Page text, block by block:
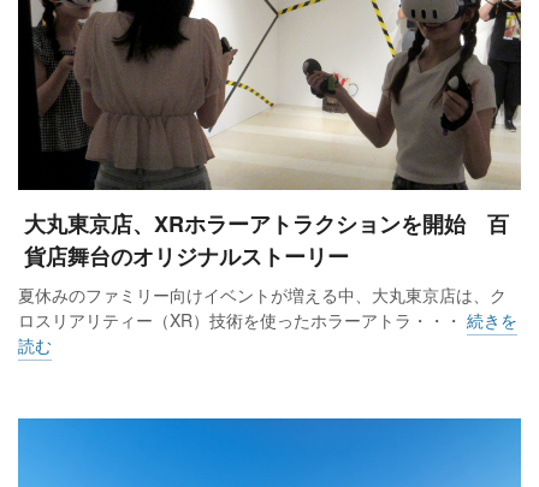
大丸東京店、XRホラーアトラクションを開始 百
貨店舞台のオリジナルストーリー
夏休みのファミリー向けイベントが増える中、大丸東京店は、ク
ロスリアリティー（XR）技術を使ったホラーアトラ・・・ 続きを
読む